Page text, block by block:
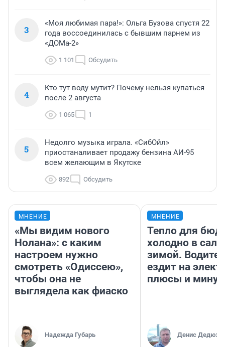
3
«Моя любимая пара!»: Ольга Бузова спустя 22
года воссоединилась с бывшим парнем из
«ДОМа-2»
1 101 Обсудить
4
Кто тут воду мутит? Почему нельзя купаться
после 2 августа
1 065 1
5
Недолго музыка играла. «СибОйл»
приостаналивает продажу бензина АИ-95
всем желающим в Якутске
892 Обсудить
МНЕНИЕ
«Мы видим нового
Нолана»: с каким
настроем нужно
смотреть «Одиссею»,
чтобы она не
выглядела как фиаско
Надежда Губарь
МНЕНИЕ
Тепло для
холодно в
зимой.
ездит на
плюсы и
Денис